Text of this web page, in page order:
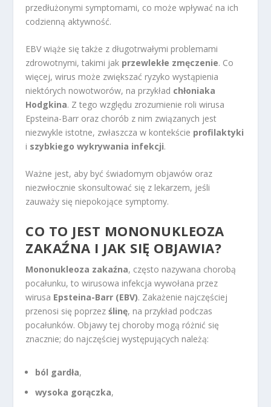
przedłużonymi symptomami, co może wpływać na ich
codzienną aktywność.
EBV wiąże się także z długotrwałymi problemami
zdrowotnymi, takimi jak przewlekłe zmęczenie. Co
więcej, wirus może zwiększać ryzyko wystąpienia
niektórych nowotworów, na przykład chłoniaka
Hodgkina. Z tego względu zrozumienie roli wirusa
Epsteina-Barr oraz chorób z nim związanych jest
niezwykle istotne, zwłaszcza w kontekście profilaktyki
i szybkiego wykrywania infekcji.
Ważne jest, aby być świadomym objawów oraz
niezwłocznie skonsultować się z lekarzem, jeśli
zauważy się niepokojące symptomy.
CO TO JEST MONONUKLEOZA
ZAKAŹNA I JAK SIĘ OBJAWIA?
Mononukleoza zakaźna, często nazywana chorobą
pocałunku, to wirusowa infekcja wywołana przez
wirusa Epsteina-Barr (EBV). Zakażenie najczęściej
przenosi się poprzezślinę, na przykład podczas
pocałunków. Objawy tej choroby mogą różnić się
znacznie; do najczęściej występujących należą:
ból gardła,
wysoka gorączka,